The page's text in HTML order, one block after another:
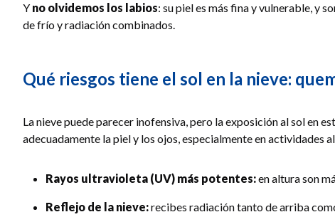
Y no olvidemos los labios: su piel es más fina y vulnerable, y
de frío y radiación combinados.
Qué riesgos tiene el sol en la nieve:
La nieve puede parecer inofensiva, pero la exposición al sol en
adecuadamente la piel y los ojos, especialmente en actividades
Rayos ultravioleta (UV) más potentes:en altura son
Reflejo de la nieve:recibes radiación tanto de arriba